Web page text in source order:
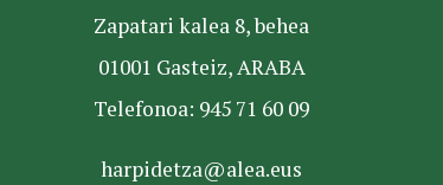
Zapatari kalea 8, behea
01001 Gasteiz, ARABA
Telefonoa: 945 71 60 09
harpidetza@alea.eus